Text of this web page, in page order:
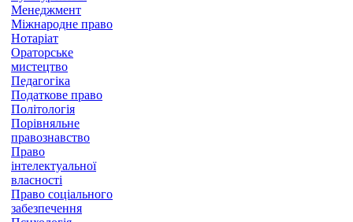
Менеджмент
Міжнародне право
Нотаріат
Ораторське
мистецтво
Педагогіка
Податкове право
Політологія
Порівняльне
правознавство
Право
інтелектуальної
власності
Право соціального
забезпечення